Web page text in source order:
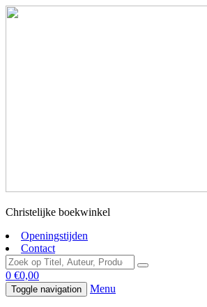
Christelijke boekwinkel
Openingstijden
Contact
0 €0,00
Toggle navigation Menu